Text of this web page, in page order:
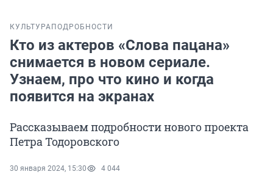
КУЛЬТУРА ПОДРОБНОСТИ
Кто из актеров «Cлова пацана»
снимается в новом сериале.
Узнаем, про что кино и когда
появится на экранах
Рассказываем подробности нового проекта
Петра Тодоровского
30 января 2024, 15:30 4 044